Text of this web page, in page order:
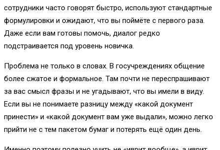
сотрудники часто говорят быстро, используют стандартные
формулировки и ожидают, что вы поймёте с первого раза.
Даже если вам готовы помочь, диалог редко
подстраивается под уровень новичка.
Проблема не только в словах. В госучреждениях общение
более сжатое и формальное. Там почти не переспрашивают
за вас смысл фразы и не угадывают, что вы имели в виду.
Если вы не понимаете разницу между «какой документ
принести» и «какой документ вам уже выдали», можно легко
прийти не с тем пакетом бумаг и потерять ещё один день.